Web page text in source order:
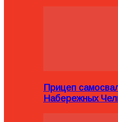
Прицеп
Набережных